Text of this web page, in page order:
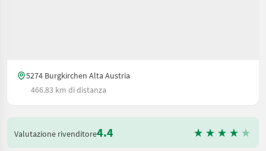
5274 Burgkirchen Alta Austria
466.83 km di distanza
Valutazione rivenditore4.4